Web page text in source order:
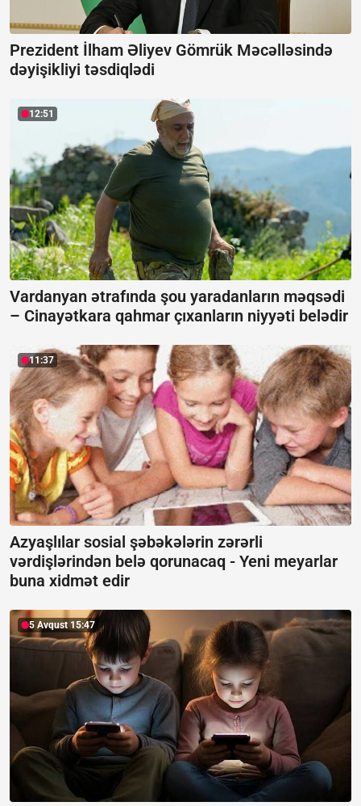
Prezident İlham Əliyev Gömrük Məcəlləsində
dəyişikliyi təsdiqlədi
12:51
Vardanyan ətrafında şou yaradanların məqsədi
– Cinayətkara qahmar çıxanların niyyəti belədir
11:37
Azyaşlılar sosial şəbəkələrin zərərli
vərdişlərindən belə qorunacaq - Yeni meyarlar
buna xidmət edir
5 Avqust 15:47